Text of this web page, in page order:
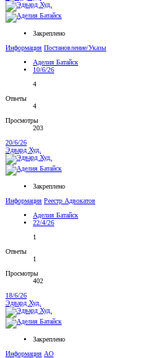
Закреплено
Информация Постановление/Указы
Аделия Батайск
10/6/26
4
Ответы
4
Просмотры
203
20/6/26
Эдвард Худ.
Закреплено
Информация Реестр Адвокатов
Аделия Батайск
22/4/26
1
Ответы
1
Просмотры
402
18/6/26
Эдвард Худ.
Закреплено
Информация АО